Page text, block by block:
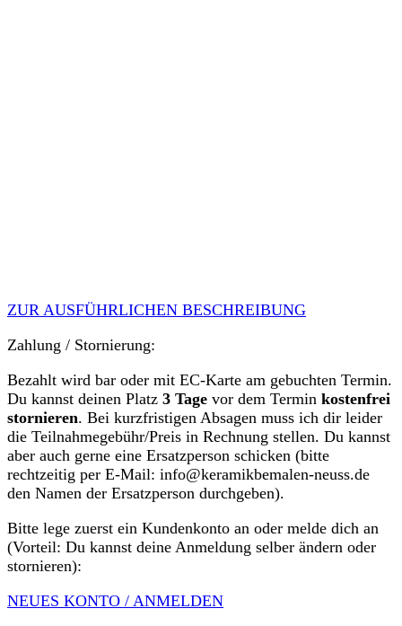
ZUR AUSFÜHRLICHEN BESCHREIBUNG
Zahlung / Stornierung:
Bezahlt wird bar oder mit EC-Karte am gebuchten Termin.
Du kannst deinen Platz 3 Tage vor dem Termin kostenfrei
stornieren. Bei kurzfristigen Absagen muss ich dir leider
die Teilnahmegebühr/Preis in Rechnung stellen. Du kannst
aber auch gerne eine Ersatzperson schicken (bitte
rechtzeitig per E-Mail: info@keramikbemalen-neuss.de
den Namen der Ersatzperson durchgeben).
Bitte lege zuerst ein Kundenkonto an oder melde dich an
(Vorteil: Du kannst deine Anmeldung selber ändern oder
stornieren):
NEUES KONTO / ANMELDEN